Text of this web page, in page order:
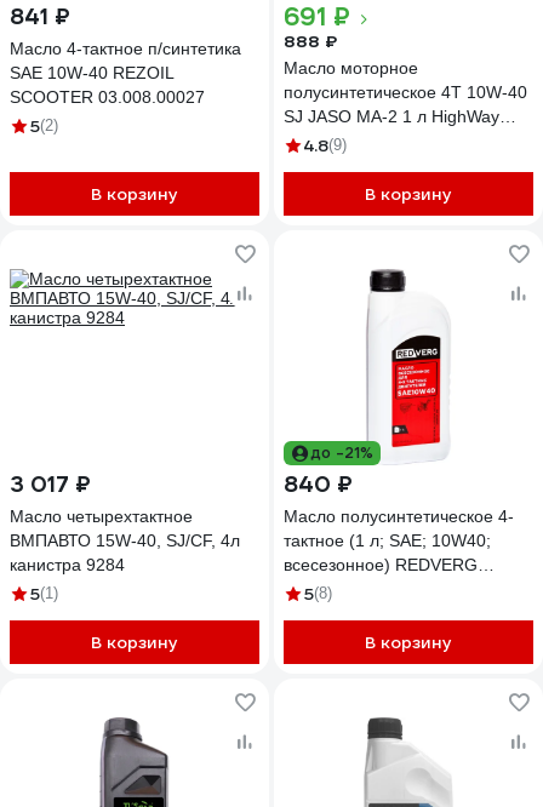
841 ₽
Масло 4-тактное п/синтетика
SAE 10W-40 REZOIL
SCOOTER 03.008.00027
5(2)
В корзину
691 ₽
888 ₽
Масло моторное
полусинтетическое 4T 10W-40
SJ JASO MA-2 1 л HighWay
10014
4.8(9)
В корзину
3 017 ₽
Масло четырехтактное
ВМПАВТО 15W-40, SJ/CF, 4л
канистра 9284
5(1)
В корзину
до -21%
840 ₽
Масло полусинтетическое 4-
тактное (1 л; SAE; 10W40;
всесезонное) REDVERG
6626289
5(8)
В корзину